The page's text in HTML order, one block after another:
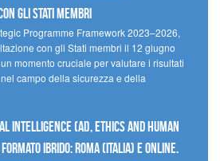
gli Stati membri
Programme Framework 2023–2026,
con gli Stati membri il 12 giugno
momento cruciale per valutare i risultati
campo della sicurezza e della
Intelligence (AI), Ethics and Human
Ibrido: Roma (Italia) e online.